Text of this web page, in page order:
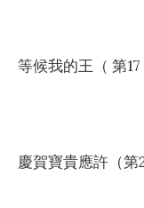
等候我的王（ 第
慶賀寶貴應許（